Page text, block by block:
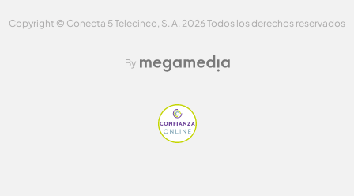
Copyright © Conecta 5 Telecinco, S. A. 2026 Todos los derechos reservados
By